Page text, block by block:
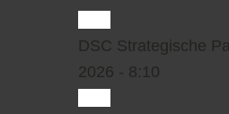
DSC Strategische
2026 - 8:10